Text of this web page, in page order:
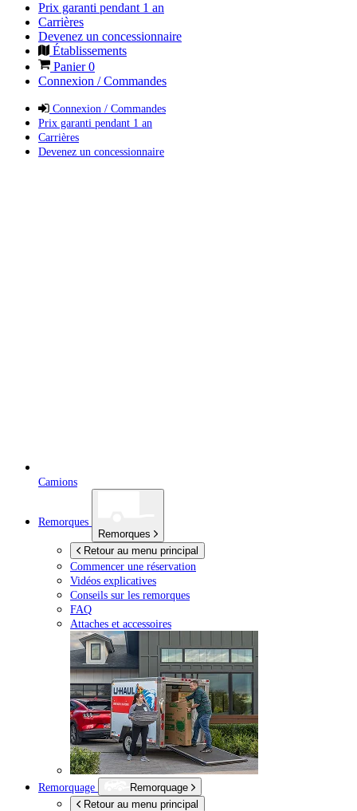
Prix garanti pendant 1 an
Carrières
Devenez un concessionnaire
Établissements
Panier0
Connexion / Commandes
Connexion / Commandes
Prix garanti pendant 1 an
Carrières
Devenez un concessionnaire
Camions
Remorques
Remorques
Retour au menu principal
Commencer une réservation
Vidéos explicatives
Conseils sur les remorques
FAQ
Attaches et accessoires
Remorquage
Remorquage
Retour au menu principal